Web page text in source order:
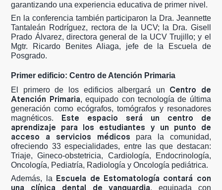
garantizando una experiencia educativa de primer nivel.
En la conferencia también participaron la Dra. Jeannette
Tantaleán Rodríguez, rectora de la UCV; la Dra. Gisell
Prado Álvarez, directora general de la UCV Trujillo; y el
Mgtr. Ricardo Benites Aliaga, jefe de la Escuela de
Posgrado.
Primer edificio: Centro de Atención Primaria
El primero de los edificios albergará un Centro de
Atención Primaria, equipado con tecnología de última
generación como ecógrafos, tomógrafos y resonadores
magnéticos. Este espacio será un centro de
aprendizaje para los estudiantes y un punto de
acceso a servicios médicos para la comunidad,
ofreciendo 33 especialidades, entre las que destacan:
Triaje, Gineco-obstetricia, Cardiología, Endocrinología,
Oncología, Pediatría, Radiología y Oncología pediátrica.
Además, la Escuela de Estomatología contará con
una clínica dental de vanguardia, equipada con